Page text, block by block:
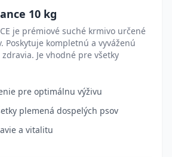
10 kg
je prémiové suché krmivo určené
Poskytuje kompletnú a vyváženú
Je vhodné pre všetky
pre optimálnu výživu
plemená dospelých psov
a vitalitu